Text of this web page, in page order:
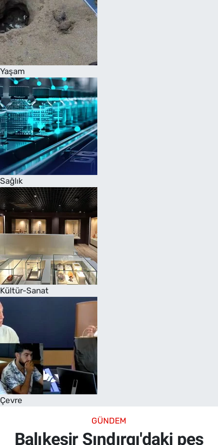
Yaşam
Sağlık
Kültür-Sanat
Çevre
GÜNDEM
Balıkesir Sındırgı'daki peş